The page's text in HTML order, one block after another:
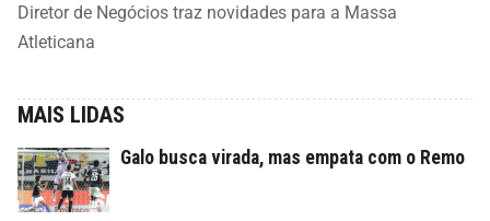
Diretor de Negócios traz novidades para a Massa
Atleticana
MAIS LIDAS
Galo busca virada, mas empata com o Remo